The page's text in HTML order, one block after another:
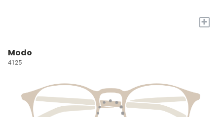
+
Modo
4125